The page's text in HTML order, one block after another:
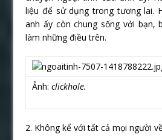
liệu để sử dụng trong tương lai.
anh ấy còn chung sống với bạn,
làm những điều trên.
Ảnh:clickhole.
2. Không kể với tất cả mọi người